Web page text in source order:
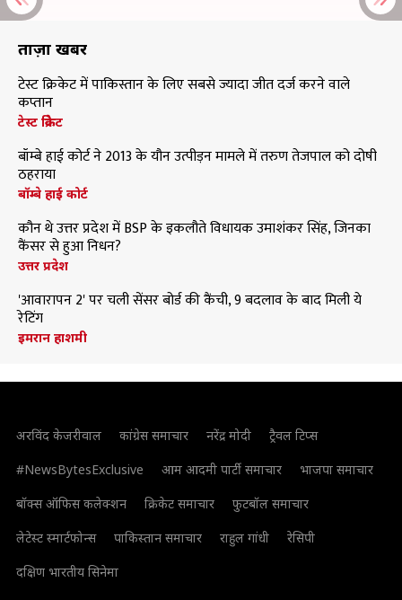
ताज़ा खबरें
टेस्ट क्रिकेट में पाकिस्तान के लिए सबसे ज्यादा जीत दर्ज करने वाले
कप्तान
टेस्ट क्रिकेट
बॉम्बे हाई कोर्ट ने 2013 के यौन उत्पीड़न मामले में तरुण तेजपाल को दोषी
ठहराया
बॉम्बे हाई कोर्ट
कौन थे उत्तर प्रदेश में BSP के इकलौते विधायक उमाशंकर सिंह, जिनका
कैंसर से हुआ निधन?
उत्तर प्रदेश
'आवारापन 2' पर चली सेंसर बोर्ड की कैंची, 9 बदलाव के बाद मिली ये
रेटिंग
इमरान हाशमी
अरविंद केजरीवाल कांग्रेस समाचार नरेंद्र मोदी
ट्रैवल टिप्स
#NewsBytesExclusive
आम आदमी पार्टी समाचार
भाजपा समाचार
बॉक्स ऑफिस कलेक्शन
क्रिकेट समाचार
फुटबॉल समाचार
लेटेस्ट स्मार्टफोन्स
पाकिस्तान समाचार राहुल गांधी
रेसिपी
दक्षिण भारतीय सिनेमा